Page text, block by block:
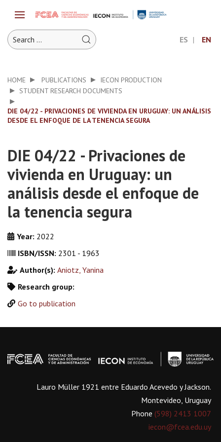
ES EN
HOME PUBLICATIONS
IECON PRODUCTION
STUDENT RESEARCH DOCUMENTS
DIE 04/22 - PRIVACIONES DE VIVIENDA EN URUGUAY: UN ANÁLISIS
DESDE EL ENFOQUE DE LA TENENCIA SEGURA
DIE 04/22 - Privaciones de
vivienda en Uruguay: un
análisis desde el enfoque de
la tenencia segura
Year: 2022
ISBN/ISSN: 2301 - 1963
Author(s): Aniotz, Yanina
Research group:
Go to publication
Lauro Müller 1921 entre Eduardo Acevedo y Jackson.
Montevideo, Uruguay
Phone (598) 2413 1007
iecon@fcea.edu.uy